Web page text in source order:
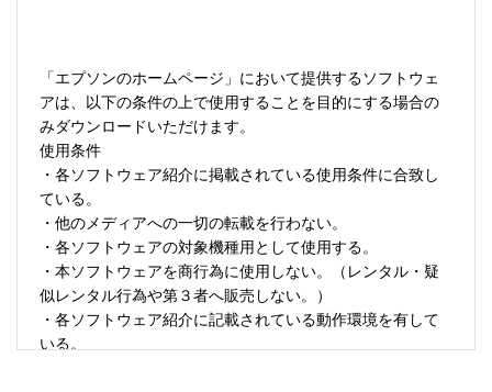
「エプソンのホームページ」において提供するソフトウェ
アは、以下の条件の上で使用することを目的にする場合の
みダウンロードいただけます。
使用条件
・各ソフトウェア紹介に掲載されている使用条件に合致し
ている。
・他のメディアへの一切の転載を行わない。
・各ソフトウェアの対象機種用として使用する。
・本ソフトウェアを商行為に使用しない。（レンタル・疑
似レンタル行為や第３者へ販売しない。）
・各ソフトウェア紹介に記載されている動作環境を有して
いる。